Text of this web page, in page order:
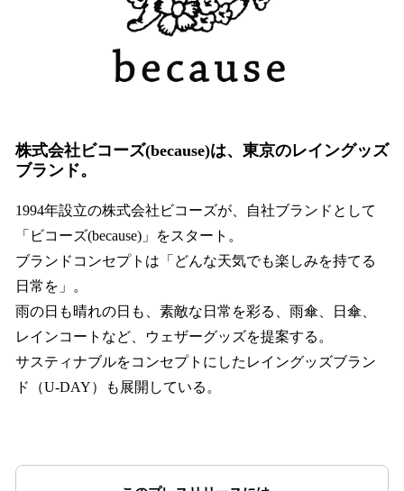
株式会社ビコーズ(because)は、東京のレイングッズ
ブランド。
1994年設立の株式会社ビコーズが、自社ブランドとして
「ビコーズ(because)」をスタート。
ブランドコンセプトは「どんな天気でも楽しみを持てる
日常を」。
雨の日も晴れの日も、素敵な日常を彩る、雨傘、日傘、
レインコートなど、ウェザーグッズを提案する。
サスティナブルをコンセプトにしたレイングッズブラン
ド（U-DAY）も展開している。